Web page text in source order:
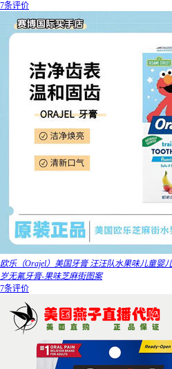
7条评价
欧乐（Orajel）美国牙膏 汪汪队水果味儿童婴
岁无氟牙膏-果味芝麻街图案
7条评价